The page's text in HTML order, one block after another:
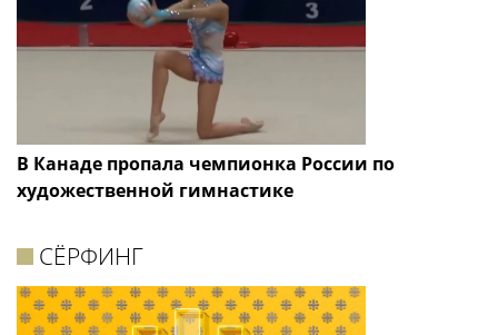
В Канаде пропала чемпионка России по
художественной гимнастике
СЁРФИНГ